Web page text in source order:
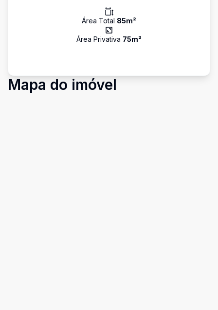
Área Total 85m²
Área Privativa 75m²
Mapa do imóvel